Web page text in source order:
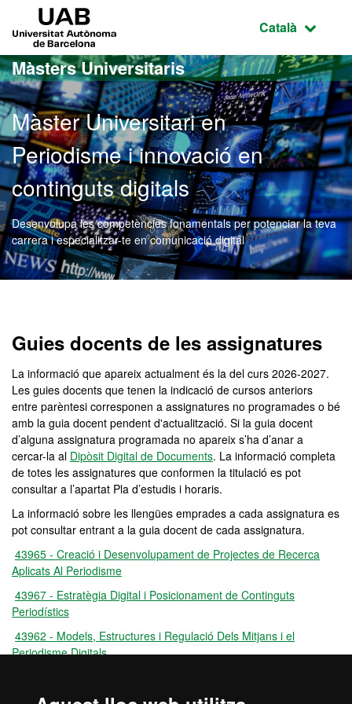
Ves al contingut principal
Ves a la navegació de la pàgina
Idioma
Català
Màsters Universitaris
Màster Universitari en
Periodisme i innovació en
continguts digitals
Desenvolupa les competències fonamentals per potenciar la teva
carrera i especialitzar-te en comunicació digital
Guies docents de les assignatures
La informació que apareix actualment és la del curs 2026-2027.
Les guies docents que tenen la indicació de cursos anteriors
entre parèntesi corresponen a assignatures no programades o bé
amb la guia docent pendent d'actualització. Si la guia docent
d’alguna assignatura programada no apareix s’ha d’anar a
cercar-la al Dipòsit Digital de Documents. La informació completa
de totes les assignatures que conformen la titulació es pot
consultar a l’apartat Pla d’estudis i horaris.
La informació sobre les llengües emprades a cada assignatura es
pot consultar entrant a la guia docent de cada assignatura.
43965 - Creació i Desenvolupament de Projectes de Recerca
Aplicats Al Periodisme
43967 - Estratègia Digital i Posicionament de Continguts
Periodístics
43962 - Models, Estructures i Regulació Dels Mitjans i el
Periodisme Digitals
43968 - Pràctiques Professionals Externes